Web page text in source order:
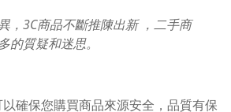
，3C商品不斷推陳出新 ，二手商
的質疑和迷思。
確保您購買商品來源安全，品質有保